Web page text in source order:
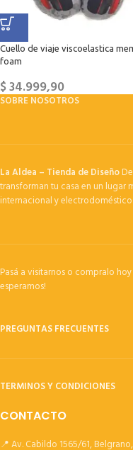
Cuello de viaje viscoelastica
foam
$34.999,90
SOBRE NOSOTROS
La Aldea – Tienda de Diseño
transforman tu casa en un lugar
internacional y
Pasá a visitarnos o compralo
esperamos!
PREGUNTAS FRECUENTES
TERMINOS Y CONDICIONES
CONTACTO
📍 Av. Cabildo 1565/61,